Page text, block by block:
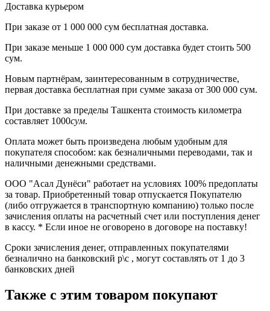
Доставка курьером
При заказе от 1 000 000 сум бесплатная доставка.
При заказе меньше 1 000 000 сум доставка будет стоить 500
сум.
Новым партнёрам, заинтересованным в сотрудничестве,
первая доставка бесплатная при сумме заказа от 300 000 сум.
При доставке за пределы Ташкента стоимость километра
составляет 1000сум.
Оплата может быть произведена любым удобным для
покупателя способом: как безналичными переводами, так и
наличными денежными средствами.
ООО "Асал Дунёси" работает на условиях 100% предоплаты
за товар. Приобретенный товар отпускается Покупателю
(либо отгружается в транспортную компанию) только после
зачисления оплаты на расчетный счет или поступления денег
в кассу. * Если иное не оговорено в договоре на поставку!
Сроки зачисления денег, отправленных покупателями
безналично на банковский р\с , могут составлять от 1 до 3
банковских дней
Также с этим товаром покупают